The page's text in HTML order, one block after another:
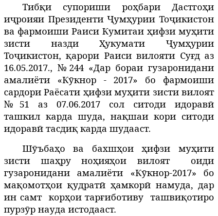
Тибқи супориши роҳбари Дастгоҳи
иҷроияи Президенти Ҷумҳурии Тоҷикистон
ва фармоиши Раиси Кумитаи ҳифзи муҳити
зисти назди Ҳукумати Ҷумҳурии
Тоҷикистон, қарори Раиси вилояти Суғд аз
16.05.2017., №244 «Дар бораи гузаронидани
амалиёти «Кӯкнор - 2017» бо фармоиши
сардори Раёсати ҳифзи муҳити зисти вилоят
№51 аз 07.06.2017 сол ситоди идоравӣ
ташкил карда шуда, нақшаи кори ситоди
идоравӣ тасдиқ карда шудааст.
Шӯъбаҳо ва бахшҳои ҳифзи муҳити
зисти шаҳру ноҳияҳои вилоят
оиди
гузаронидани амалиёти «Кӯкнор-2017» бо
мақомотҳои қудратӣ ҳамкорӣ намуда, дар
ин самт корҳои тарғиботиву ташвиқотиро
пурзӯр науда истодааст.